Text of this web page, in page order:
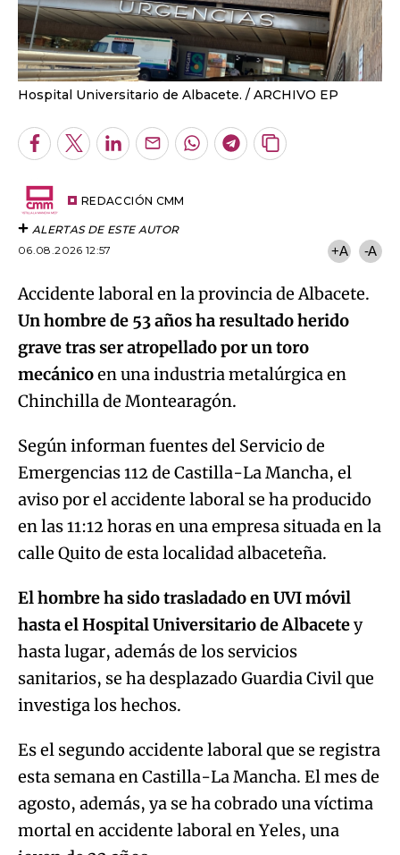
Hospital Universitario de Albacete. ARCHIVO EP
Facebook
TwitterLinkedInEnviarWhatsapp
Telegram
Copiar
REDACCIÓN CMM
ALERTAS DE ESTE AUTOR
06.08.2026 12:57
+A -A
Accidente laboral en la provincia de Albacete.
Un hombre de 53 años ha resultado herido
grave tras ser atropellado por un toro
mecánicoen una industria metalúrgica en
Chinchilla de Montearagón.
Según informan fuentes del Servicio de
Emergencias 112 de Castilla-La Mancha, el
aviso por el accidente laboral se ha producido
en las 11:12 horas en una empresa situada en la
calle Quito de esta localidad albaceteña.
El hombre ha sido trasladado en UVI móvil
hasta el Hospital Universitario de Albacetey
hasta lugar, además de los servicios
sanitarios, se ha desplazado Guardia Civil que
investiga los hechos.
Es el segundo accidente laboral que se registra
esta semana en Castilla-La Mancha. El mes de
agosto, además, ya se ha cobrado una víctima
mortal en accidente laboral en Yeles, una